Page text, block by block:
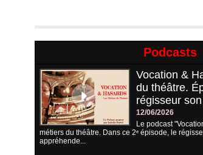
Podcasts
Vocation &
du théâtre.
régisseur son
12/06/2026
Le podcast
métiers du théâtre. Dans ce 2ᵉ épisode, le
appréhende...